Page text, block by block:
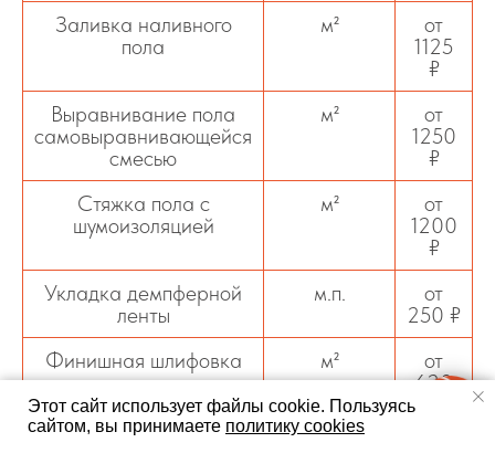
Заливка наливного
пола
м²
от
1125
₽
Выравнивание пола
самовыравнивающейся
смесью
м²
от
1250
₽
Стяжка пола с
шумоизоляцией
м²
от
1200
₽
Укладка демпферной
ленты
м.п.
от
250 ₽
Финишная шлифовка
стяжки
м²
от
620
Этот сайт использует файлы cookie. Пользуясь
сайтом, вы принимаете политику cookies